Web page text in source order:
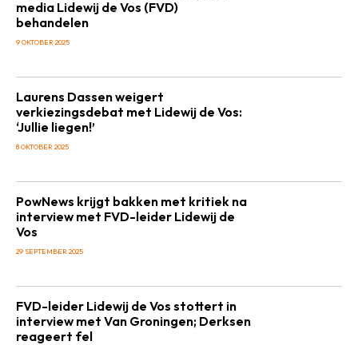
media Lidewij de Vos (FVD)
behandelen
9 OKTOBER 2025
Laurens Dassen weigert
verkiezingsdebat met Lidewij de Vos:
‘Jullie liegen!’
8 OKTOBER 2025
PowNews krijgt bakken met kritiek na
interview met FVD-leider Lidewij de
Vos
29 SEPTEMBER 2025
FVD-leider Lidewij de Vos stottert in
interview met Van Groningen; Derksen
reageert fel